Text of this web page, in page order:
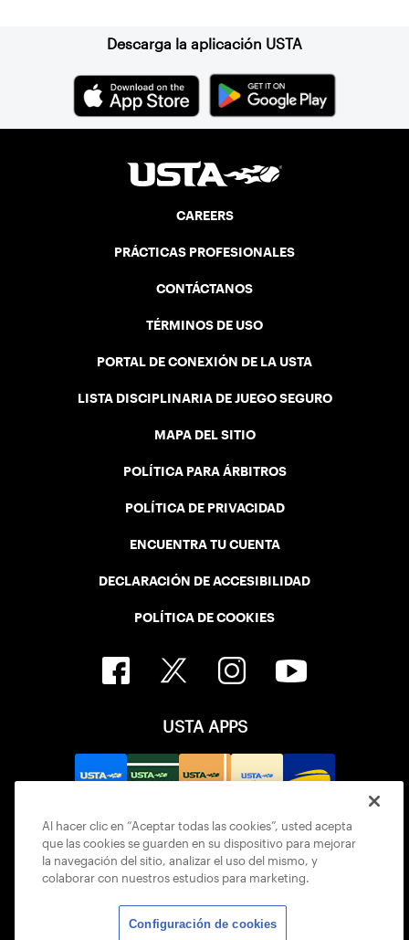
Descarga la aplicación USTA
CAREERS
PRÁCTICAS PROFESIONALES
CONTÁCTANOS
TÉRMINOS DE USO
PORTAL DE CONEXIÓN DE LA USTA
LISTA DISCIPLINARIA DE JUEGO SEGURO
MAPA DEL SITIO
POLÍTICA PARA ÁRBITROS
POLÍTICA DE PRIVACIDAD
ENCUENTRA TU CUENTA
DECLARACIÓN DE ACCESIBILIDAD
POLÍTICA DE COOKIES
USTA APPS
Al hacer clic en “Aceptar todas las cookies”, usted acepta
que las cookies se guarden en su dispositivo para mejorar
la navegación del sitio, analizar el uso del mismo, y
colaborar con nuestros estudios para marketing.
Configuración de cookies